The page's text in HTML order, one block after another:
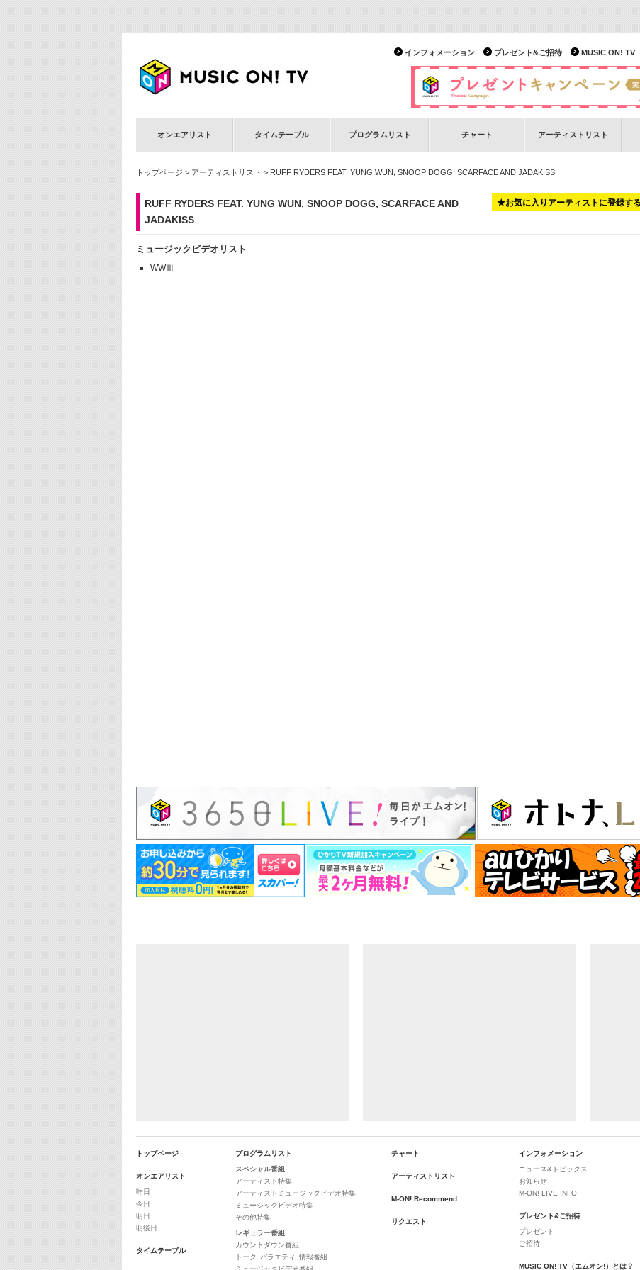
MUSIC ON! TV
プレゼント&ご招待
インフォメーション
オンエアリスト タイムテーブル プログラムリスト チャート アーティストリスト
トップページ > アーティストリスト > RUFF RYDERS FEAT. YUNG WUN, SNOOP DOGG, SCARFACE AND JADAKISS
★お気に入りアーティストに登録する
RUFF RYDERS FEAT. YUNG WUN, SNOOP DOGG, SCARFACE AND
JADAKISS
ミュージックビデオリスト
WWⅢ
トップページ
オンエアリスト
昨日
今日
明日
明後日
タイムテーブル
プログラムリスト
スペシャル番組
アーティスト特集
アーティストミュージックビデオ特集
ミュージックビデオ特集
その他特集
レギュラー番組
カウントダウン番組
トーク･バラエティ･情報番組
チャート
アーティストリスト
M-ON! Recommend
リクエスト
インフォメーション
ニュース&トピックス
お知らせ
M-ON! LIVE INFO!
プレゼント&ご招待
プレゼント
ご招待
MUSIC ON! TV（エムオン!）とは？